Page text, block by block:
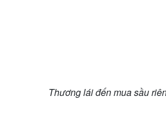
Thương lái đến mua sầu